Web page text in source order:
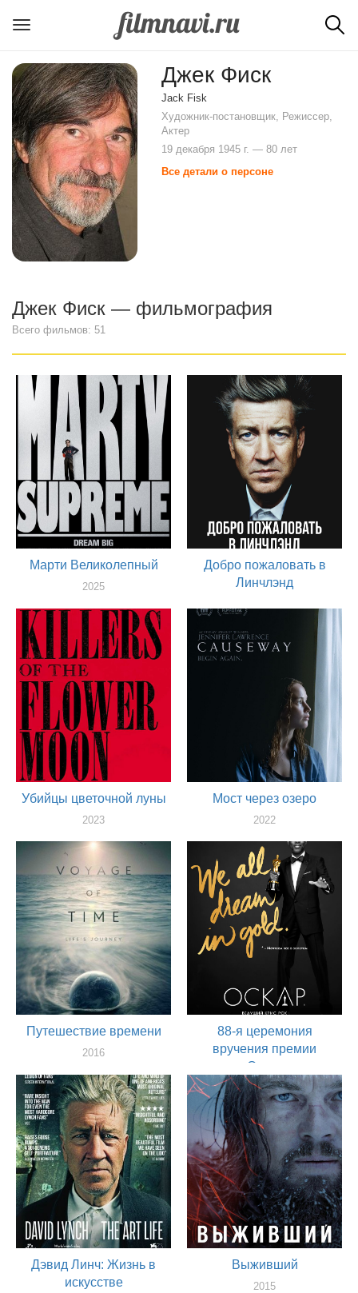
Джек Фиск
Jack Fisk
Художник-постановщик, Режиссер,
Актер
19 декабря 1945 г. — 80 лет
Все детали о персоне
Джек Фиск — фильмография
Всего фильмов: 51
Марти Великолепный
2025
Добро пожаловать в
Линчлэнд
Убийцы цветочной луны
2023
Мост через озеро
2022
Путешествие времени
2016
88-я церемония
вручения премии
«Оскар»
2016
актер
Дэвид Линч: Жизнь в
искусстве
Выживший
2015